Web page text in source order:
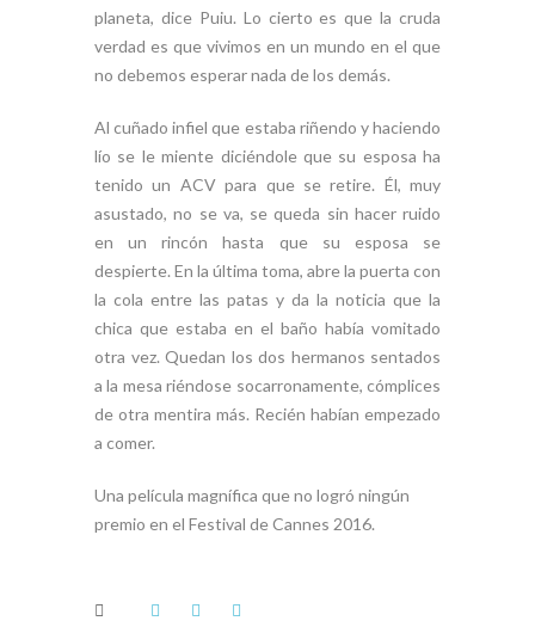
planeta, dice Puiu. Lo cierto es que la cruda
verdad es que vivimos en un mundo en el que
no debemos esperar nada de los demás.
Al cuñado infiel que estaba riñendo y haciendo
lío se le miente diciéndole que su esposa ha
tenido un ACV para que se retire. Él, muy
asustado, no se va, se queda sin hacer ruido
en un rincón hasta que su esposa se
despierte. En la última toma, abre la puerta con
la cola entre las patas y da la noticia que la
chica que estaba en el baño había vomitado
otra vez. Quedan los dos hermanos sentados
a la mesa riéndose socarronamente, cómplices
de otra mentira más. Recién habían empezado
a comer.
Una película magnífica que no logró ningún
premio en el Festival de Cannes 2016.